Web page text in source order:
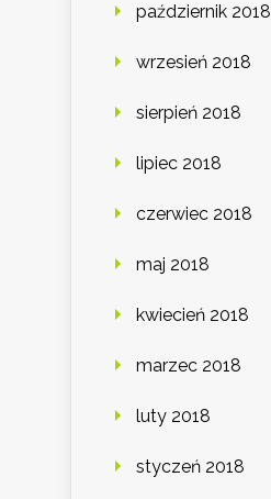
październik 2018
wrzesień 2018
sierpień 2018
lipiec 2018
czerwiec 2018
maj 2018
kwiecień 2018
marzec 2018
luty 2018
styczeń 2018